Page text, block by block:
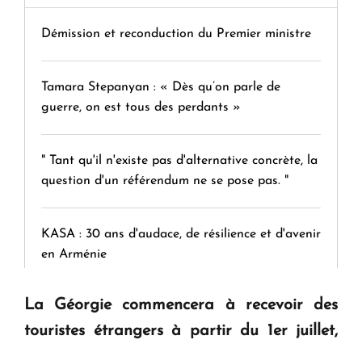
Démission et reconduction du Premier ministre
Tamara Stepanyan : « Dès qu’on parle de
guerre, on est tous des perdants »
" Tant qu'il n'existe pas d'alternative concrète, la
question d'un référendum ne se pose pas. "
KASA : 30 ans d'audace, de résilience et d'avenir
en Arménie
Le premier hôtel Hyatt Regency d'Arménie
ouvrira ses portes à Dilijan
La Géorgie commencera à recevoir des
touristes étrangers à partir du 1er juillet,